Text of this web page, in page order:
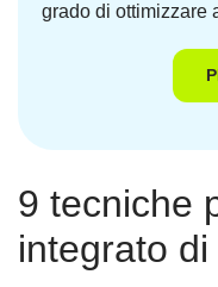
grado di ottimizzare
9 tecniche
integrato